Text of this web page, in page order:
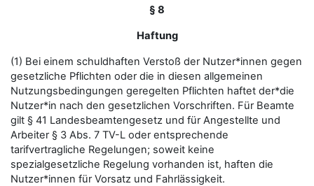
§ 8
Haftung
(1) Bei einem schuldhaften Verstoß der Nutzer*innen gegen
gesetzliche Pflichten oder die in diesen allgemeinen
Nutzungsbedingungen geregelten Pflichten haftet der*die
Nutzer*in nach den gesetzlichen Vorschriften. Für Beamte
gilt § 41 Landesbeamtengesetz und für Angestellte und
Arbeiter § 3 Abs. 7 TV-L oder entsprechende
tarifvertragliche Regelungen; soweit keine
spezialgesetzliche Regelung vorhanden ist, haften die
Nutzer*innen für Vorsatz und Fahrlässigkeit.